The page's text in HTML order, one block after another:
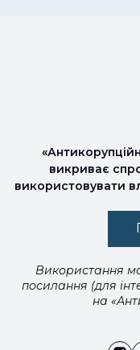
викриває
використовувати
Використання
посилання (для
на